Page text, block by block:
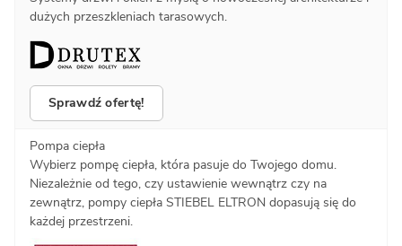
dużych przeszkleniach tarasowych.
Sprawdź ofertę!
Pompa ciepła
Wybierz pompę ciepła, która pasuje do Twojego domu.
Niezależnie od tego, czy ustawienie wewnątrz czy na
zewnątrz, pompy ciepła STIEBEL ELTRON dopasują się do
każdej przestrzeni.